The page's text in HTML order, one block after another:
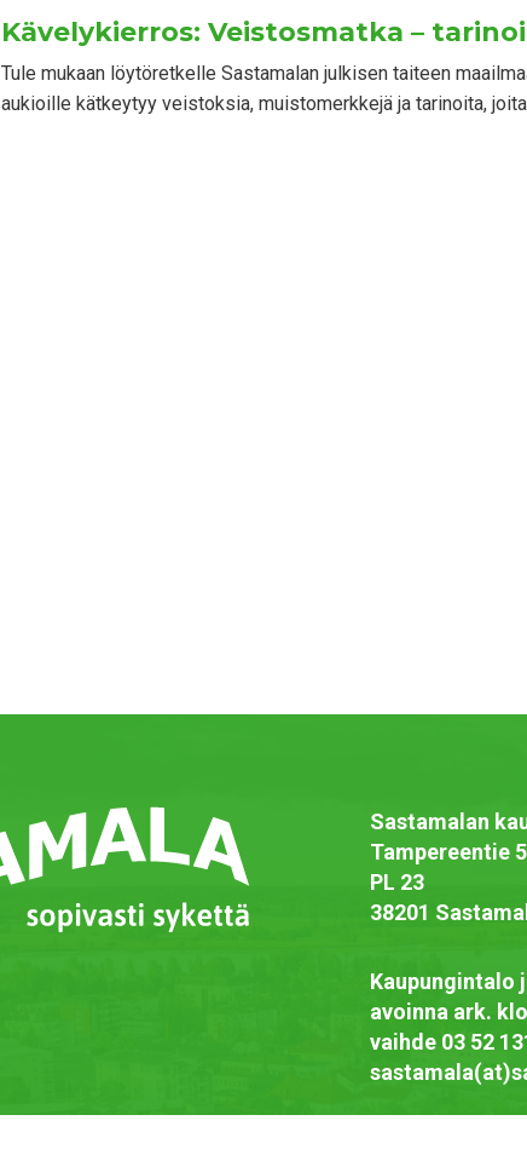
Kävelykierros: Veistosmatka –
Tule mukaan löytöretkelle Sastamalan julkisen taiteen
aukioille kätkeytyy veistoksia, muistomerkkejä ja tarinoita,
Sastamalan
Tampereentie 5
PL 23
38201
Kaupungintalo
avoinna ark.
vaihde 03 52